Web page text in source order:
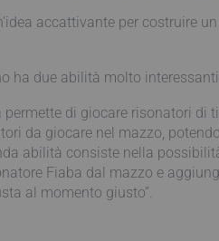
accattivante per costruire
ha due abilità molto
permette di giocare risonatori di
da giocare nel mazzo,
abilità consiste nella
Fiaba dal mazzo e
al momento giusto”.